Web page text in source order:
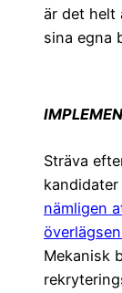
är det helt
sina egna
Sträva
nämligen
Mekanisk